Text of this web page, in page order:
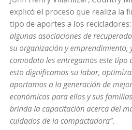
explicó el proceso que realiza la
tipo de aportes a los recicladores:
algunas asociaciones de
su organización y emprendimiento,
comodato les entregamos este tipo
esto dignificamos su labor,
aportamos a la generación de
económicos para ellos y sus
brinda la capacitación acerca del
cuidados de la compactadora”.